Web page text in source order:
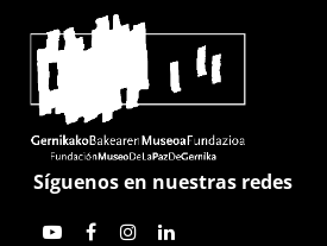
Síguenos en nuestras redes